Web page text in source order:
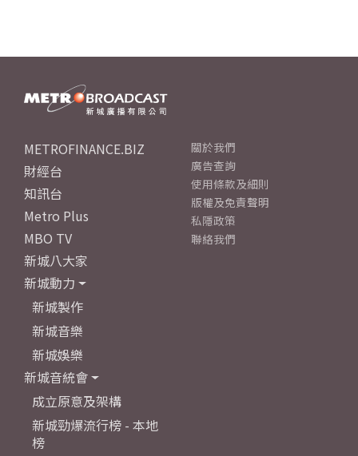
METROFINANCE.BIZ
財經台
知訊台
Metro Plus
MBO TV
新城八大家
新城動力
新城製作
新城音樂
新城娛樂
新城音統會
成立原意及架構
新城勁爆流行榜 - 本地
榜
關於我們
廣告查詢
使用條款及細則
版權及免責聲明
私隱政策
聯絡我們